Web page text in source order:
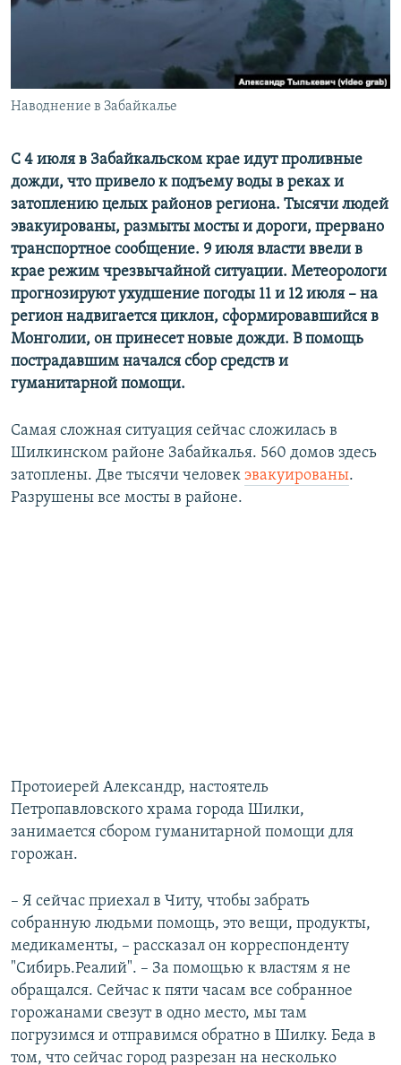
ПОДПИШИТЕСЬ НА РАССЫЛКУ
Все сайты РСЕ/РС
Наводнение в Забайкалье
С 4 июля в Забайкальском крае идут проливные
дожди, что привело к подъему воды в реках и
затоплению целых районов региона. Тысячи людей
эвакуированы, размыты мосты и дороги, прервано
транспортное сообщение. 9 июля власти ввели в
крае режим чрезвычайной ситуации. Метеорологи
прогнозируют ухудшение погоды 11 и 12 июля – на
регион надвигается циклон, сформировавшийся в
Монголии, он принесет новые дожди. В помощь
пострадавшим начался сбор средств и
гуманитарной помощи.
Самая сложная ситуация сейчас сложилась в
Шилкинском районе Забайкалья. 560 домов здесь
затоплены. Две тысячи человек эвакуированы.
Разрушены все мосты в районе.
Протоиерей Александр, настоятель
Петропавловского храма города Шилки,
занимается сбором гуманитарной помощи для
горожан.
– Я сейчас приехал в Читу, чтобы забрать
собранную людьми помощь, это вещи, продукты,
медикаменты, – рассказал он корреспонденту
"Сибирь.Реалий". – За помощью к властям я не
обращался. Сейчас к пяти часам все собранное
горожанами свезут в одно место, мы там
погрузимся и отправимся обратно в Шилку. Беда в
том, что сейчас город разрезан на несколько